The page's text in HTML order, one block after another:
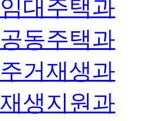
임대주택과
공동주택과
주거재생과
재생지원과